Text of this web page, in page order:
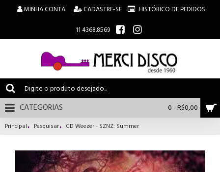
MINHA CONTA CADASTRE-SE
HISTÓRICO DE PEDIDOS
11 4368.8569
0 - R$0,00
CATEGORIAS
Principal Pesquisar CD Weezer - SZNZ: Summer